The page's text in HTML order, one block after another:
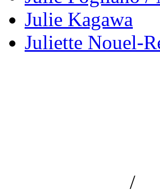
Julie Kagawa
Juliette Nouel-
/